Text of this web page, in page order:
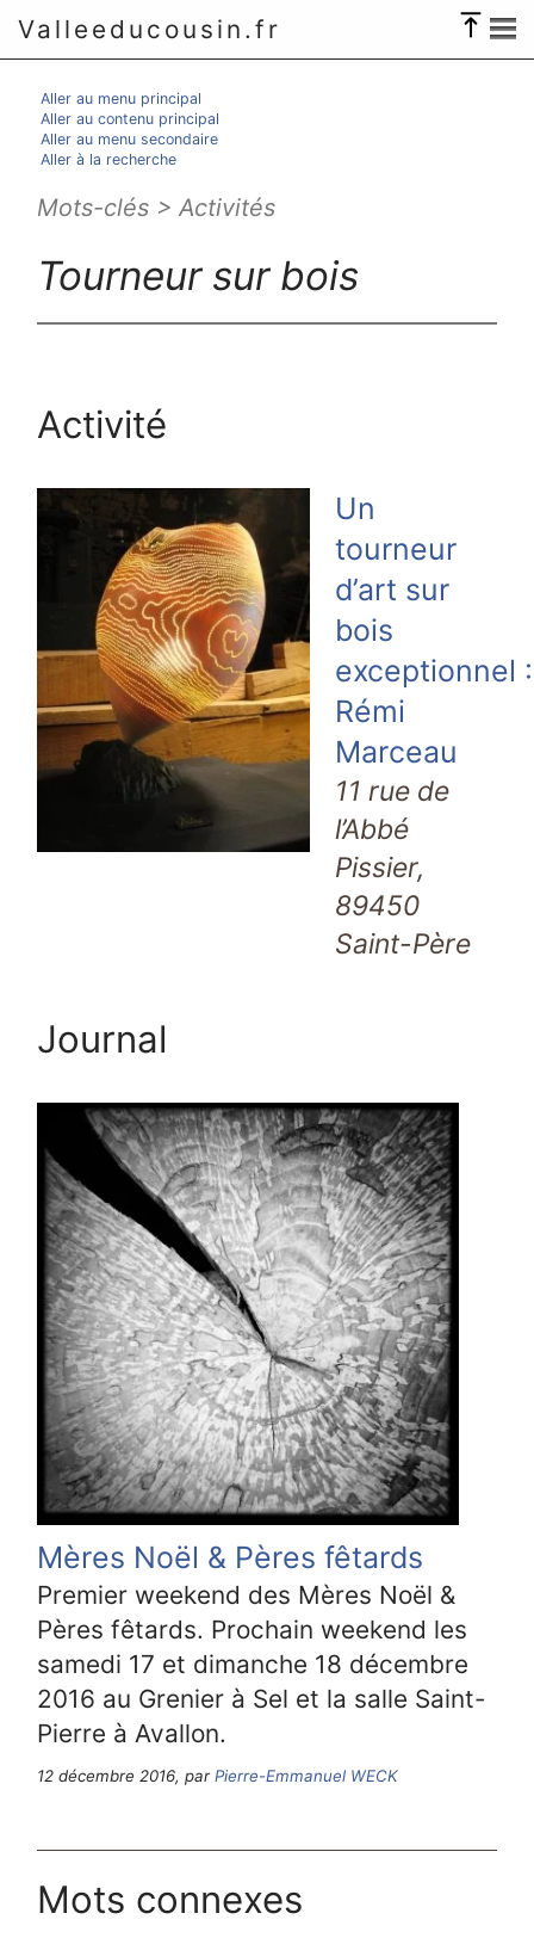
Valleeducousin.fr
Aller au menu principal
Aller au contenu principal
Aller au menu secondaire
Aller à la recherche
Mots-clés > Activités
Tourneur sur bois
Activité
Un
tourneur
d’art sur
bois
exceptionnel :
Rémi
Marceau
11 rue de
l’Abbé
Pissier,
89450
Saint-Père
Journal
Mères Noël & Pères fêtards
Premier weekend des Mères Noël &
Pères fêtards. Prochain weekend les
samedi 17 et dimanche 18 décembre
2016 au Grenier à Sel et la salle Saint-
Pierre à Avallon.
12 décembre 2016, parPierre-Emmanuel WECK
Mots connexes